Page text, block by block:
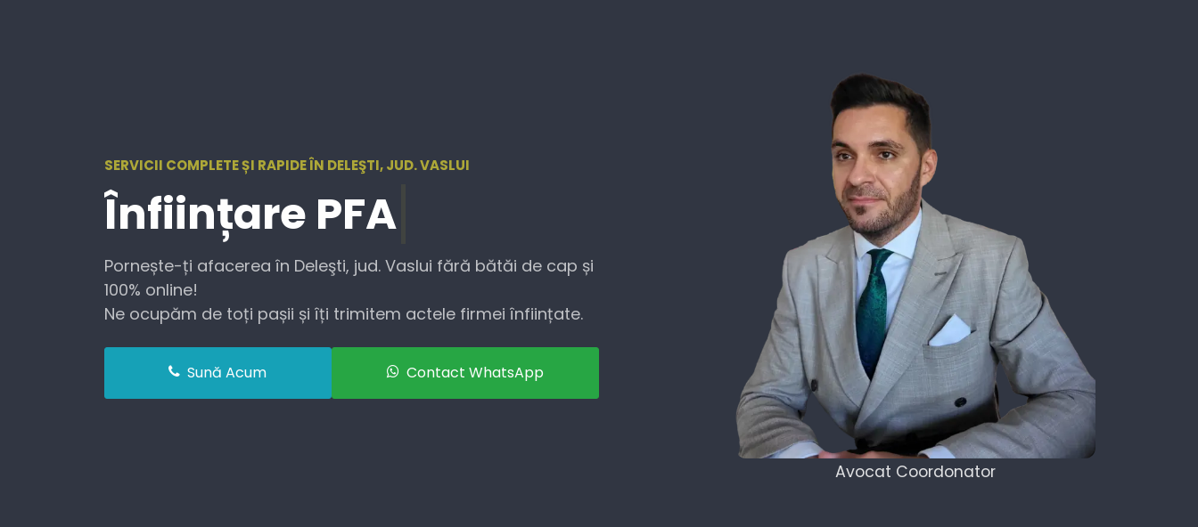
SERVICII COMPLETE ȘI RAPIDE ÎN DELEŞTI, JUD. VASLUI
Înființare PFA
Pornește-ți afacerea în Deleşti, jud. Vaslui fără bătăi de cap și
100% online!
Ne ocupăm de toți pașii și îți trimitem actele firmei înființate.
Sună Acum Contact WhatsApp
Avocat Coordonator